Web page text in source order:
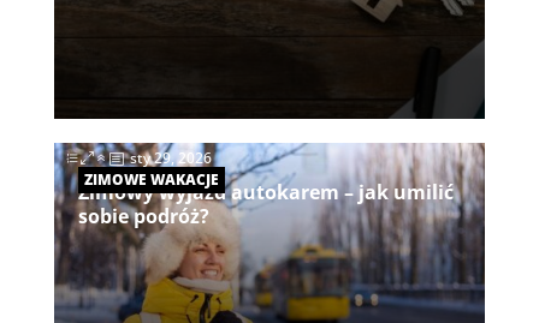
Zimowy wyjazd autokarem – jak umilić
sobie podróż?
sty 29, 2026|
ZIMOWE WAKACJE